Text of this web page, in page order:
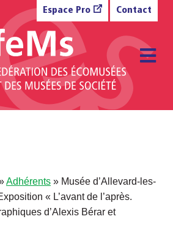
Espace Pro Contact
Adhérents » Musée d’Allevard-les-
« L’avant de l’après.
d’Alexis Bérar et